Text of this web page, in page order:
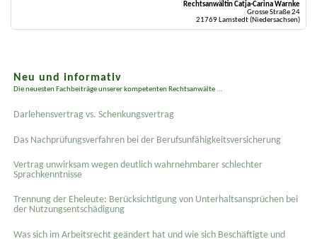
Rechtsanwältin Catja-Carina Warnke
Grosse Straße 24
21769 Lamstedt (Niedersachsen)
Neu und informativ
Die neuesten Fachbeiträge unserer kompetenten Rechtsanwälte ...
Darlehensvertrag vs. Schenkungsvertrag
Das Nachprüfungsverfahren bei der Berufsunfähigkeitsversicherung
Vertrag unwirksam wegen deutlich wahrnehmbarer schlechter
Sprachkenntnisse
Trennung der Eheleute: Berücksichtigung von Unterhaltsansprüchen bei
der Nutzungsentschädigung
Was sich im Arbeitsrecht geändert hat und wie sich Beschäftigte und